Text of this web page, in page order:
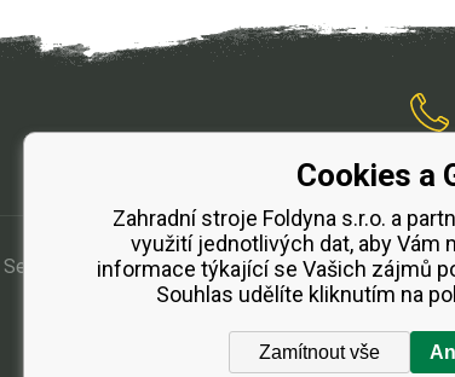
Servis Obchodní podmínky Splátkový
Cookies a
Zahradní stroje Foldyna s.r.o. a
využití jednotlivých dat, aby Vám
informace týkající se Vašich zájmů
Souhlas udělíte kliknutím na
Zamítnout vše